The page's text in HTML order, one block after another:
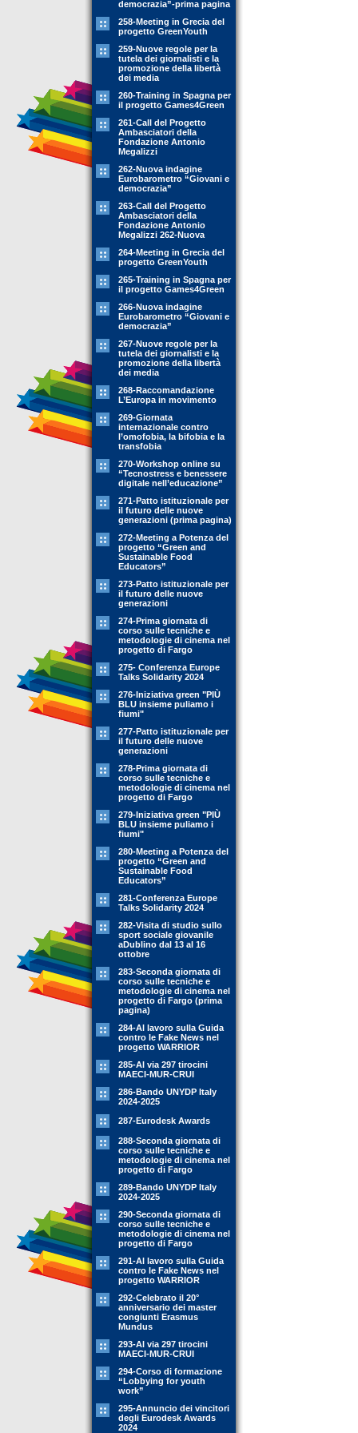
democrazia”-prima pagina
258-Meeting in Grecia del
progetto GreenYouth
259-Nuove regole per la
tutela dei giornalisti e la
promozione della libertà
dei media
260-Training in Spagna per
il progetto Games4Green
261-Call del Progetto
Ambasciatori della
Fondazione Antonio
Megalizzi
262-Nuova indagine
Eurobarometro “Giovani e
democrazia”
263-Call del Progetto
Ambasciatori della
Fondazione Antonio
Megalizzi 262-Nuova
264-Meeting in Grecia del
progetto GreenYouth
265-Training in Spagna per
il progetto Games4Green
266-Nuova indagine
Eurobarometro “Giovani e
democrazia”
267-Nuove regole per la
tutela dei giornalisti e la
promozione della libertà
dei media
268-Raccomandazione
L’Europa in movimento
269-Giornata
internazionale contro
l’omofobia, la bifobia e la
transfobia
270-Workshop online su
“Tecnostress e benessere
digitale nell’educazione”
271-Patto istituzionale per
il futuro delle nuove
generazioni (prima pagina)
272-Meeting a Potenza del
progetto “Green and
Sustainable Food
Educators”
273-Patto istituzionale per
il futuro delle nuove
generazioni
274-Prima giornata di
corso sulle tecniche e
metodologie di cinema nel
progetto di Fargo
275- Conferenza Europe
Talks Solidarity 2024
276-Iniziativa green "PIÙ
BLU insieme puliamo i
fiumi"
277-Patto istituzionale per
il futuro delle nuove
generazioni
278-Prima giornata di
corso sulle tecniche e
metodologie di cinema nel
progetto di Fargo
279-Iniziativa green "PIÙ
BLU insieme puliamo i
fiumi"
280-Meeting a Potenza del
progetto “Green and
Sustainable Food
Educators”
281-Conferenza Europe
Talks Solidarity 2024
282-Visita di studio sullo
sport sociale giovanile
aDublino dal 13 al 16
ottobre
283-Seconda giornata di
corso sulle tecniche e
metodologie di cinema nel
progetto di Fargo (prima
pagina)
284-Al lavoro sulla Guida
contro le Fake News nel
progetto WARRIOR
285-Al via 297 tirocini
MAECI-MUR-CRUI
286-Bando UNYDP Italy
2024-2025
287-Eurodesk Awards
288-Seconda giornata di
corso sulle tecniche e
metodologie di cinema nel
progetto di Fargo
289-Bando UNYDP Italy
2024-2025
290-Seconda giornata di
corso sulle tecniche e
metodologie di cinema nel
progetto di Fargo
291-Al lavoro sulla Guida
contro le Fake News nel
progetto WARRIOR
292-Celebrato il 20°
anniversario dei master
congiunti Erasmus
Mundus
293-Al via 297 tirocini
MAECI-MUR-CRUI
294-Corso di formazione
“Lobbying for youth
work”
295-Annuncio dei vincitori
degli Eurodesk Awards
2024